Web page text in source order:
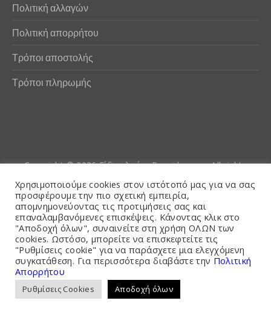
Πολιτική αλλαγών
Πολιτική απορρήτου
Τρόποι αποστολής
Τρόποι πληρωμής
Copyright © 2026Είδη αλιείας Poseidwnn.gr. All rights
reserved. Powered by
PlexusCore
Όροι και Προϋποθέσεις
Χρησιμοποιούμε cookies στον ιστότοπό μας για να σας
προσφέρουμε την πιο σχετική εμπειρία,
απομνημονεύοντας τις προτιμήσεις σας και
επαναλαμβανόμενες επισκέψεις. Κάνοντας κλικ στο
"Αποδοχή όλων", συναινείτε στη χρήση ΟΛΩΝ των
cookies. Ωστόσο, μπορείτε να επισκεφτείτε τις
"Ρυθμίσεις cookie" για να παράσχετε μια ελεγχόμενη
συγκατάθεση. Για περισσότερα διαβάστε την Πολιτική
Απορρήτου
Ρυθμίσεις Cookies Αποδοχή όλων